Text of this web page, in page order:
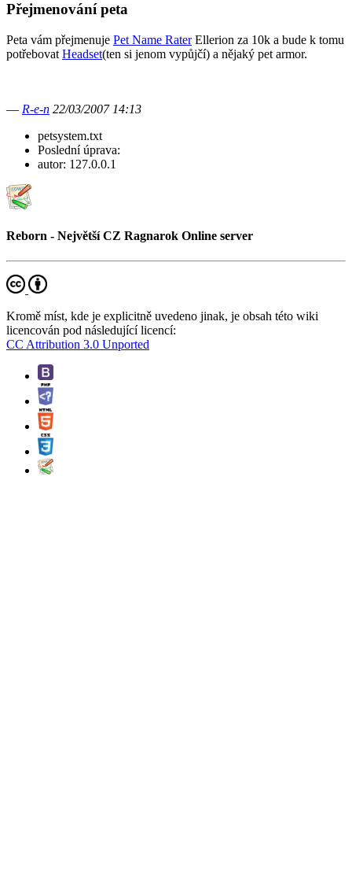
Přejmenování peta
Peta vám přejmenuje Pet Name RaterEllerion za 10k a bude k tomu
potřebovat Headset(ten si jenom vypůjčí) a nějaký pet armor.
— R-e-n 22/03/2007 14:13
petsystem.txt
Poslední úprava:
autor: 127.0.0.1
Reborn - Největší CZ Ragnarok Online server
Kromě míst, kde je explicitně uvedeno jinak, je obsah této wiki
licencován pod následující licencí:
CC Attribution 3.0 Unported